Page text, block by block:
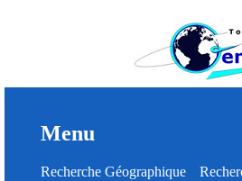
Menu
Recherche Géographique